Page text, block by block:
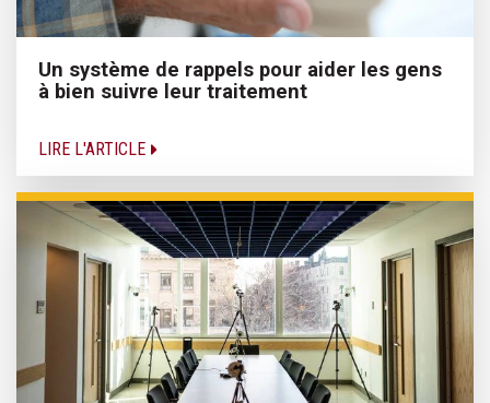
Un système de rappels pour aider les gens
à bien suivre leur traitement
LIRE L'ARTICLE